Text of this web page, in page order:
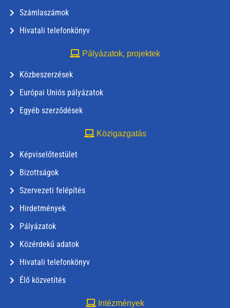
Számlaszámok
Hivatali telefonkönyv
Pályázatok, projektek
Közbeszerzések
Európai Uniós pályázatok
Egyéb szerződések
Közigazgatás
Képviselőtestület
Bizottságok
Szervezeti felépítés
Hirdetmények
Pályázatok
Közérdekű adatok
Hivatali telefonkönyv
Élő közvetítés
Intézmények